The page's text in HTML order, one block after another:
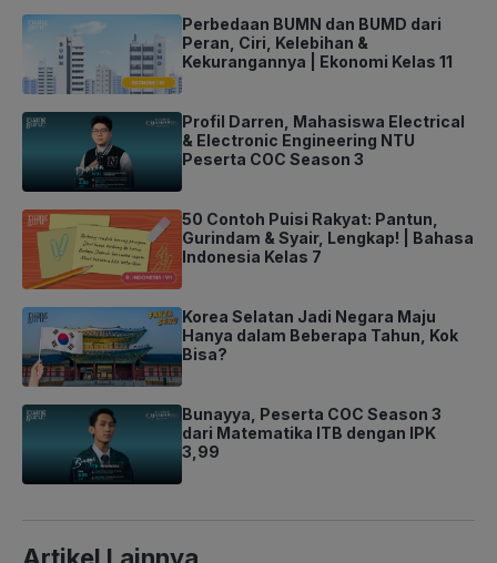
Perbedaan BUMN dan BUMD dari
Peran, Ciri, Kelebihan &
Kekurangannya | Ekonomi Kelas 11
Profil Darren, Mahasiswa Electrical
& Electronic Engineering NTU
Peserta COC Season 3
50 Contoh Puisi Rakyat: Pantun,
Gurindam & Syair, Lengkap! | Bahasa
Indonesia Kelas 7
Korea Selatan Jadi Negara Maju
Hanya dalam Beberapa Tahun, Kok
Bisa?
Bunayya, Peserta COC Season 3
dari Matematika ITB dengan IPK
3,99
Artikel Lainnya